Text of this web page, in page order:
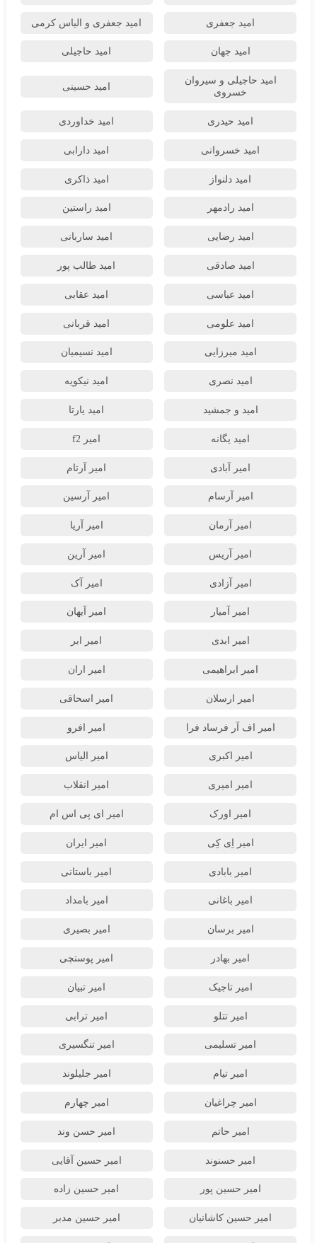
امید جعفری امید جعفری و الیاس کرمی
امید جهان امید حاجیلی
امید حاجیلی و سیروان
خسروی
امید حسینی
امید حیدری امید خداوردی
امید خسروانی امید دارابی
امید دلنواز امید ذاکری
امید رادمهر امید راستین
امید رضایی امید ساربانی
امید صادقی امید طالب پور
امید عباسی امید عقابی
امید علومی امید قربانی
امید میرزایی امید نسیمیان
امید نصری امید نیکویه
امید و جمشید امید یارتا
امید یگانه امیر f2
امیر آبادی امیر آرتام
امیر آرسام امیر آرسین
امیر آرمان امیر آریا
امیر آریس امیر آرین
امیر آزادی امیر آک
امیر آمیار امیر آیهان
امیر ابدی امیر ابر
امیر ابراهیمی امیر اران
امیر ارسلان امیر اسحاقی
امیر اف آر فرساد فرا امیر افرو
امیر اکبری امیر الیاس
امیر امیری امیر انقلاب
امیر اورک امیر ای پی اس ام
امیر اِی کِی امیر ایران
امیر بابادی امیر باستانی
امیر باغانی امیر بامداد
امیر برسان امیر بصیری
امیر بهادر امیر پوستچی
امیر تاجیک امیر تبیان
امیر تتلو امیر ترابی
امیر تسلیمی امیر تنگسیری
امیر تیام امیر جلیلوند
امیر چراغیان امیر چهارم
امیر حاتم امیر حسن وند
امیر حسنوند امیر حسین آقایی
امیر حسین پور امیر حسین زاده
امیر حسین کاشانیان امیر حسین مدبر